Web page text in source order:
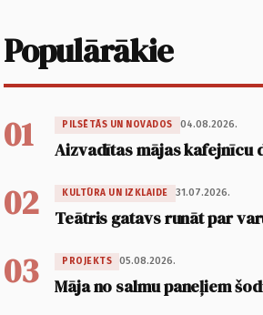
Populārākie
01 PILSĒTĀS UN NOVADOS 04.08.2026.
Aizvadītas mājas kafejnīcu
02 KULTŪRA UN IZKLAIDE 31.07.2026.
Teātris gatavs runāt par
03 PROJEKTS 05.08.2026.
Māja no salmu paneļiem